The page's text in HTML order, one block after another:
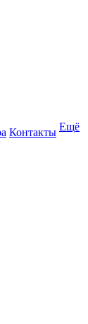
Контакты Ещё